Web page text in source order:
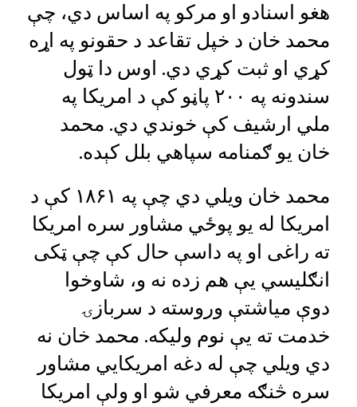
هغو اسنادو او مرکو په اساس دي، چې
محمد خان د خپل تقاعد د حقونو په اړه
کړي او ثبت کړي دي. اوس دا ټول
سندونه په ۲۰۰ پاڼو کې د امریکا په
ملي ارشیف کې خوندي دي. محمد
خان یو ګمنامه سپاهي بلل کېده.
محمد خان ویلي دي چې په ۱۸۶۱ کې د
امریکا له یو پوځي مشاور سره امریکا
ته راغی او په داسې حال کې چې ټکی
انګلیسي یې هم زده نه و، شاوخوا
دوې میاشتې وروسته د سربازۍ
خدمت ته یې نوم ولیکه. محمد خان نه
دي ویلي چې له دغه امریکایي مشاور
سره څنګه معرفي شو او ولې امریکا